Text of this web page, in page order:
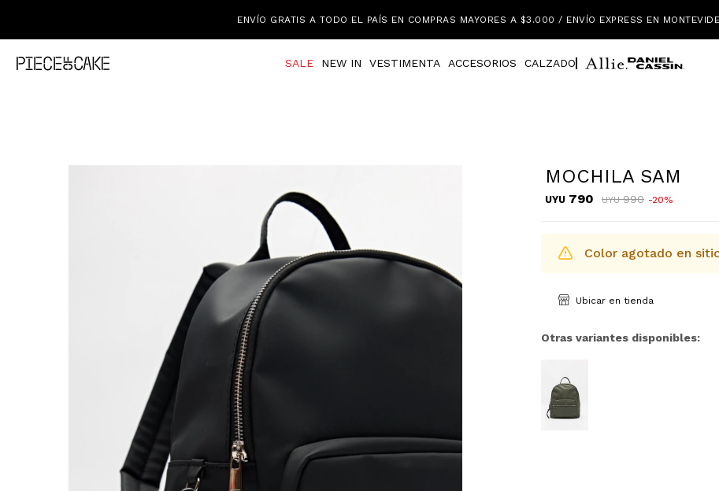
ENVÍO GRATIS A TODO EL PAÍS EN COMPRAS MAYORES A $3.000 / ENVÍO EXPRESS EN
SALE NEW IN VESTIMENTA ACCESORIOS CALZADO
MOCHILA SAM
UYU 790 UYU 990 20
Color agotado en
Ubicar en tienda
Otras variantes disponibles: